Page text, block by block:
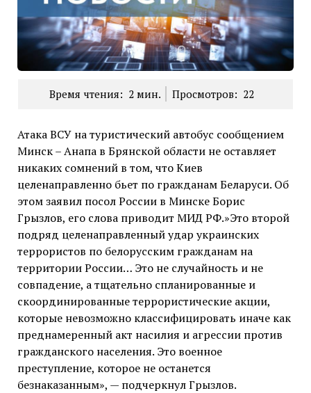
Время чтения: 2 мин. Просмотров: 22
Атака ВСУ на туристический автобус сообщением
Минск – Анапа в Брянской области не оставляет
никаких сомнений в том, что Киев
целенаправленно бьет по гражданам Беларуси. Об
этом заявил посол России в Минске Борис
Грызлов, его слова приводит МИД РФ.»Это второй
подряд целенаправленный удар украинских
террористов по белорусским гражданам на
территории России… Это не случайность и не
совпадение, а тщательно спланированные и
скоординированные террористические акции,
которые невозможно классифицировать иначе как
преднамеренный акт насилия и агрессии против
гражданского населения. Это военное
преступление, которое не останется
безнаказанным», — подчеркнул Грызлов.